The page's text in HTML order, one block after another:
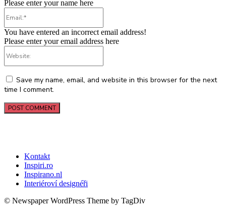
Please enter your name here
You have entered an incorrect email address!
Please enter your email address here
Save my name, email, and website in this browser for the next
time I comment.
Kontakt
Inspiri.ro
Inspirano.nl
Interiéroví designéři
© Newspaper WordPress Theme by TagDiv